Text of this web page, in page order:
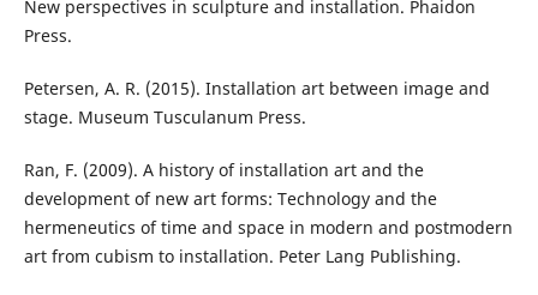
New perspectives in sculpture and installation. Phaidon
Press.
Petersen, A. R. (2015). Installation art between image and
stage. Museum Tusculanum Press.
Ran, F. (2009). A history of installation art and the
development of new art forms: Technology and the
hermeneutics of time and space in modern and postmodern
art from cubism to installation. Peter Lang Publishing.